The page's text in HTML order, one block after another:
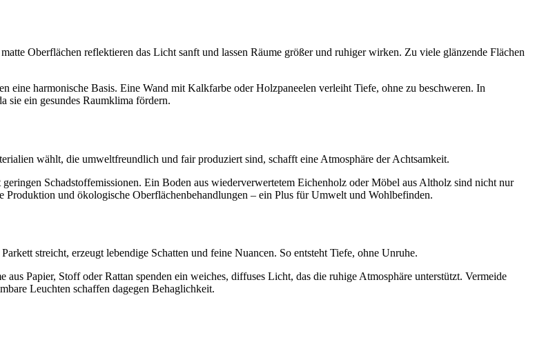
Oberflächen reflektieren das Licht sanft und lassen Räume größer und ruhiger wirken. Zu viele glänzende Flächen
harmonische Basis. Eine Wand mit Kalkfarbe oder Holzpaneelen verleiht Tiefe, ohne zu beschweren. In
sie ein gesundes Raumklima fördern.
wählt, die umweltfreundlich und fair produziert sind, schafft eine Atmosphäre der Achtsamkeit.
Schadstoffemissionen. Ein Boden aus wiederverwertetem Eichenholz oder Möbel aus Altholz sind nicht nur
Produktion und ökologische Oberflächenbehandlungen – ein Plus für Umwelt und Wohlbefinden.
streicht, erzeugt lebendige Schatten und feine Nuancen. So entsteht Tiefe, ohne Unruhe.
Papier, Stoff oder Rattan spenden ein weiches, diffuses Licht, das die ruhige Atmosphäre unterstützt. Vermeide
Leuchten schaffen dagegen Behaglichkeit.